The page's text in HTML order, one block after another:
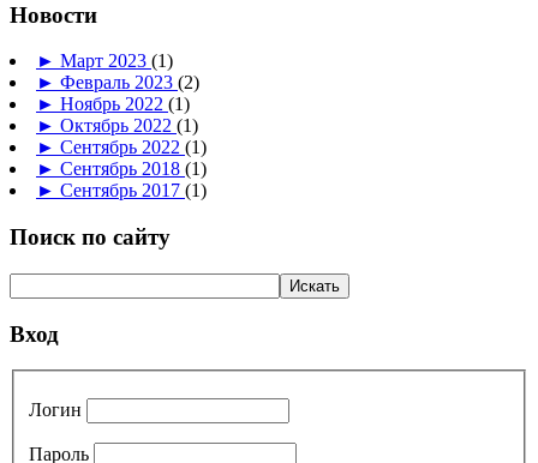
Новости
► Март 2023 (1)
► Февраль 2023 (2)
► Ноябрь 2022 (1)
► Октябрь 2022 (1)
► Сентябрь 2022 (1)
► Сентябрь 2018 (1)
► Сентябрь 2017 (1)
Поиск по сайту
Вход
Логин
Пароль